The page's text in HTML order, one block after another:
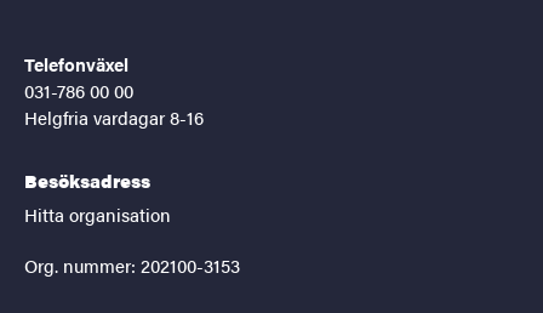
Telefonväxel
031-786 00 00
Helgfria vardagar 8-16
Besöksadress
Hitta organisation
Org. nummer: 202100-3153